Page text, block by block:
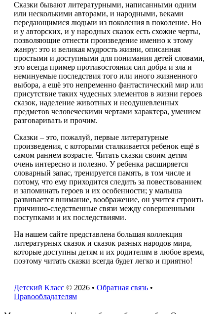
Сказки бывают литературными, написанными одним
или несколькими авторами, и народными, веками
передающимися людьми из поколения в поколение. Но
и у авторских, и у народных сказок есть схожие черты,
позволяющие отнести произведение именно к этому
жанру: это и великая мудрость жизни, описанная
простыми и доступными для понимания детей словами,
это всегда пример противостояния сил добра и зла и
неминуемые последствия того или иного жизненного
выбора, а ещё это непременно фантастический мир или
присутствие таких чудесных элементов в жизни героев
сказок, наделение животных и неодушевленных
предметов человеческими чертами характера, умением
разговаривать и прочим.
Сказки – это, пожалуй, первые литературные
произведения, с которыми сталкивается ребенок ещё в
самом раннем возрасте. Читать сказки своим детям
очень интересно и полезно. У ребенка расширяется
словарный запас, тренируется память, в том числе и
потому, что ему приходится следить за повествованием
и запоминать героев и их особенности; у малыша
развивается внимание, воображение, он учится строить
причинно-следственные связи между совершенными
поступками и их последствиями.
На нашем сайте представлена большая коллекция
литературных сказок и сказок разных народов мира,
которые доступны детям и их родителям в любое время,
поэтому читать сказки всегда будет легко и приятно!
Детский Класс © 2026 • Обратная связь •
Правообладателям